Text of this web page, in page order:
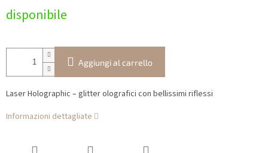
della
disponibile
Aggiungi al carrello
Laser Holographic – glitter olografici con bellissimi riflessi
Informazioni dettagliate